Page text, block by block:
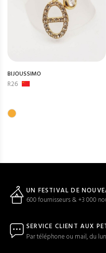
BIJOUSSIMO
R26
UN FESTIVAL DE
600 fournisseurs & +3 000
SERVICE CLIENT AUX
Par téléphone ou mail, du